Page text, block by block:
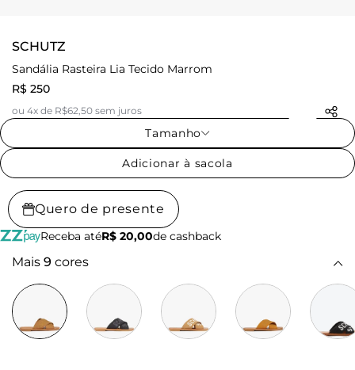
SCHUTZ
Sandália Rasteira Lia Tecido Marrom
R$ 250
ou 4x de R$62,50 sem juros
Tamanho
Adicionar à sacola
Quero de presente
Receba atéR$ 20,00de cashback
Mais 9 cores